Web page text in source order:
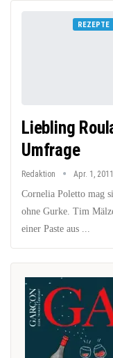
REZEPTE
Liebling
Umfrage
Redaktion Apr. 1, 2011
Cornelia Poletto mag
ohne Gurke. Tim
einer Paste aus ...